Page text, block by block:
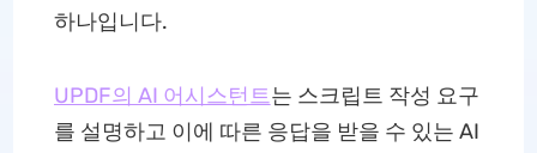
하나입니다.
UPDF의 AI 어시스턴트는 스크립트 작성 요구
를 설명하고 이에 따른 응답을 받을 수 있는 AI